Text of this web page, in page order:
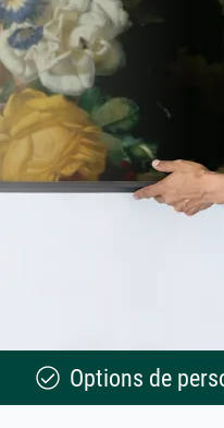
Options de